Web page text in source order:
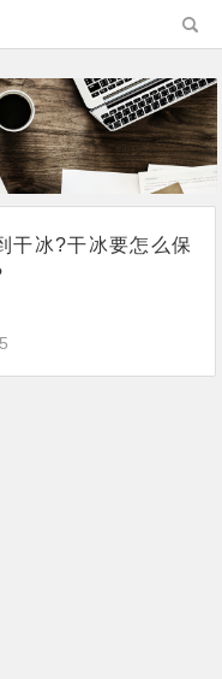
干冰?干冰要怎么保